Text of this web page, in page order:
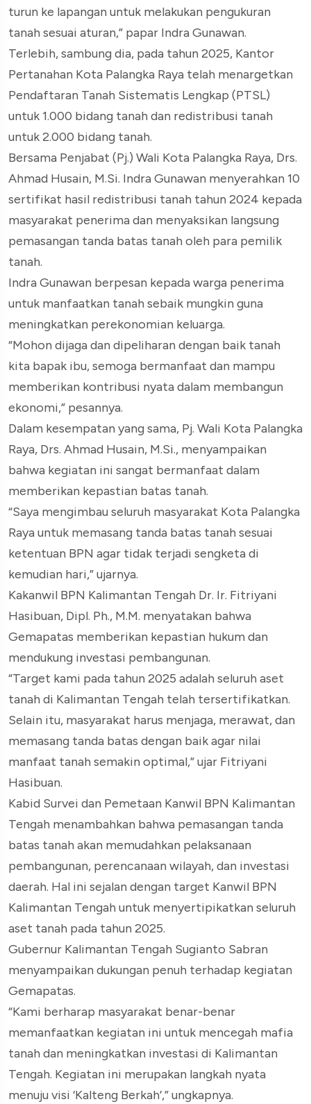
turun ke lapangan untuk melakukan pengukuran
tanah sesuai aturan,” papar Indra Gunawan.
Terlebih, sambung dia, pada tahun 2025, Kantor
Pertanahan Kota Palangka Raya telah menargetkan
Pendaftaran Tanah Sistematis Lengkap (PTSL)
untuk 1.000 bidang tanah dan redistribusi tanah
untuk 2.000 bidang tanah.
Bersama Penjabat (Pj.) Wali Kota Palangka Raya, Drs.
Ahmad Husain, M.Si. Indra Gunawan menyerahkan 10
sertifikat hasil redistribusi tanah tahun 2024 kepada
masyarakat penerima dan menyaksikan langsung
pemasangan tanda batas tanah oleh para pemilik
tanah.
Indra Gunawan berpesan kepada warga penerima
untuk manfaatkan tanah sebaik mungkin guna
meningkatkan perekonomian keluarga.
“Mohon dijaga dan dipeliharan dengan baik tanah
kita bapak ibu, semoga bermanfaat dan mampu
memberikan kontribusi nyata dalam membangun
ekonomi,” pesannya.
Dalam kesempatan yang sama, Pj. Wali Kota Palangka
Raya, Drs. Ahmad Husain, M.Si., menyampaikan
bahwa kegiatan ini sangat bermanfaat dalam
memberikan kepastian batas tanah.
“Saya mengimbau seluruh masyarakat Kota Palangka
Raya untuk memasang tanda batas tanah sesuai
ketentuan BPN agar tidak terjadi sengketa di
kemudian hari,” ujarnya.
Kakanwil BPN Kalimantan Tengah Dr. Ir. Fitriyani
Hasibuan, Dipl. Ph., M.M. menyatakan bahwa
Gemapatas memberikan kepastian hukum dan
mendukung investasi pembangunan.
“Target kami pada tahun 2025 adalah seluruh aset
tanah di Kalimantan Tengah telah tersertifikatkan.
Selain itu, masyarakat harus menjaga, merawat, dan
memasang tanda batas dengan baik agar nilai
manfaat tanah semakin optimal,” ujar Fitriyani
Hasibuan.
Kabid Survei dan Pemetaan Kanwil BPN Kalimantan
Tengah menambahkan bahwa pemasangan tanda
batas tanah akan memudahkan pelaksanaan
pembangunan, perencanaan wilayah, dan investasi
daerah. Hal ini sejalan dengan target Kanwil BPN
Kalimantan Tengah untuk menyertipikatkan seluruh
aset tanah pada tahun 2025.
Gubernur Kalimantan Tengah Sugianto Sabran
menyampaikan dukungan penuh terhadap kegiatan
Gemapatas.
“Kami berharap masyarakat benar-benar
memanfaatkan kegiatan ini untuk mencegah mafia
tanah dan meningkatkan investasi di Kalimantan
Tengah. Kegiatan ini merupakan langkah nyata
menuju visi ‘Kalteng Berkah’,” ungkapnya.